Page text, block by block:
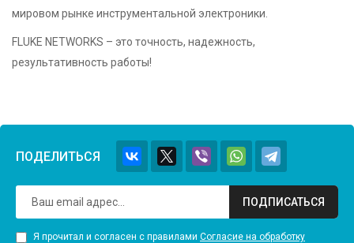
мировом рынке инструментальной электроники.
FLUKE NETWORKS – это точность, надежность,
результативность работы!
ПОДЕЛИТЬСЯ
ПОДПИСАТЬСЯ
Я прочитал и согласен с правилами Согласие на обработку